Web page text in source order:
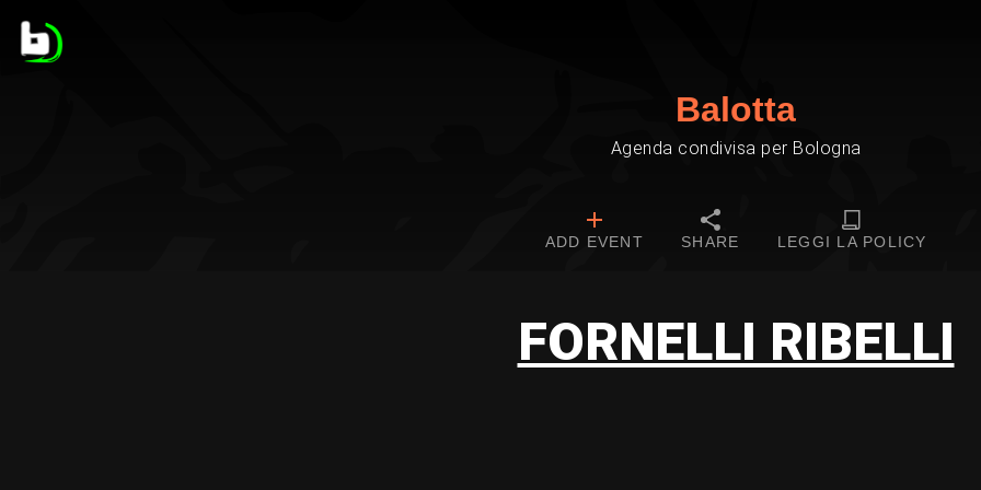
Balotta
Agenda condivisa per Bologna
ADD EVENT SHARE LEGGI LA POLICY
FORNELLI RIBELLI